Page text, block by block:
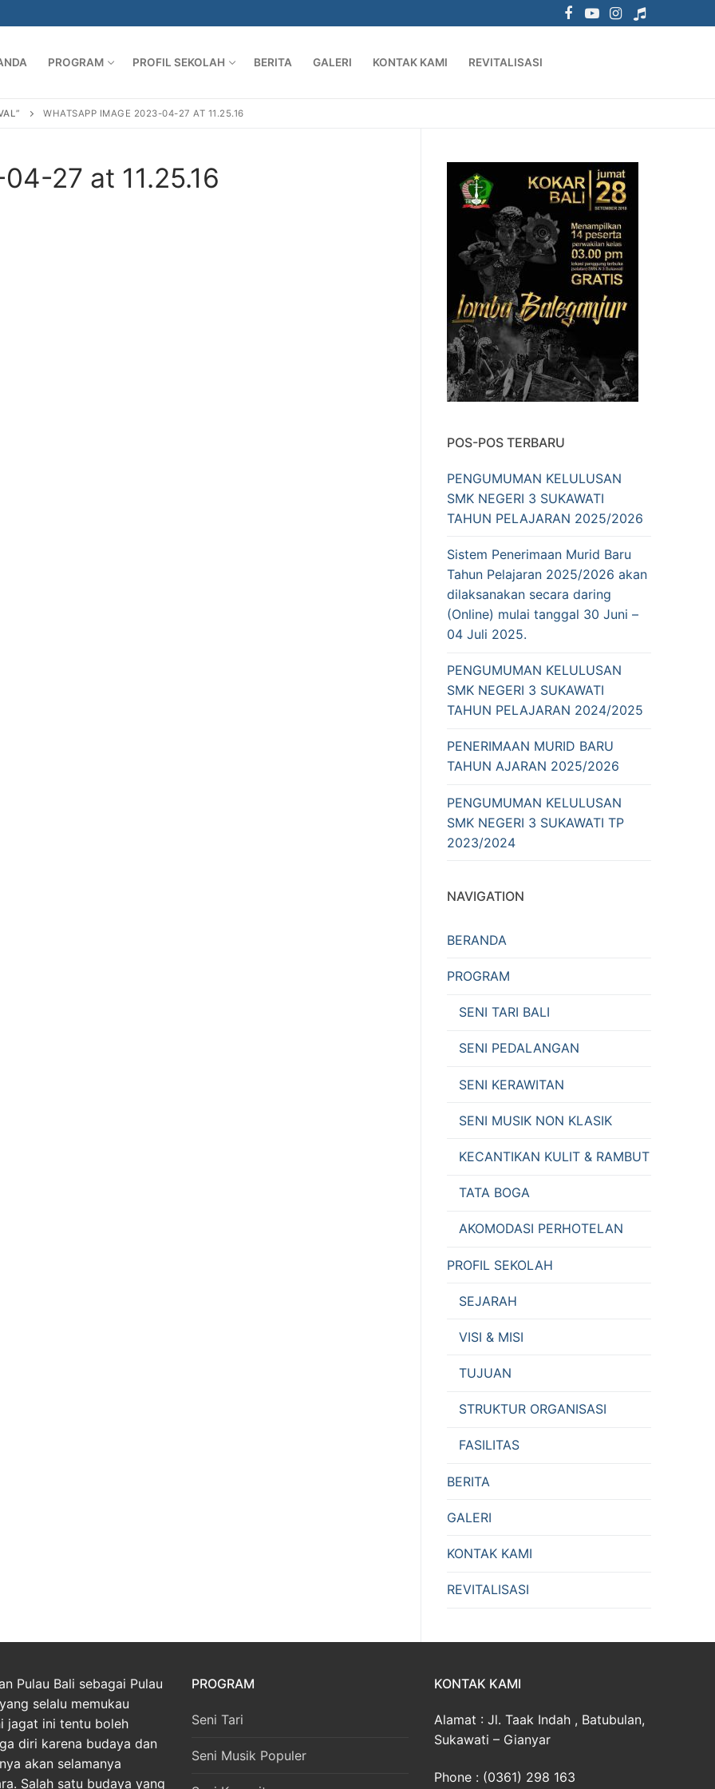
PROGRAM PROFIL SEKOLAH BERITA GALERI KONTAK KAMI REVITALISASI
WHATSAPP IMAGE 2023-04-27 AT 11.25.16
27 at 11.25.16
POS-POS TERBARU
PENGUMUMAN KELULUSAN
SMK NEGERI 3 SUKAWATI
TAHUN PELAJARAN 2025/2026
Sistem Penerimaan Murid Baru
Tahun Pelajaran 2025/2026 akan
dilaksanakan secara daring
(Online) mulai tanggal 30 Juni –
04 Juli 2025.
PENGUMUMAN KELULUSAN
SMK NEGERI 3 SUKAWATI
TAHUN PELAJARAN 2024/2025
PENERIMAAN MURID BARU
TAHUN AJARAN 2025/2026
PENGUMUMAN KELULUSAN
SMK NEGERI 3 SUKAWATI TP
2023/2024
NAVIGATION
BERANDA
PROGRAM
SENI TARI BALI
SENI PEDALANGAN
SENI KERAWITAN
SENI MUSIK NON KLASIK
KECANTIKAN KULIT & RAMBUT
TATA BOGA
AKOMODASI PERHOTELAN
PROFIL SEKOLAH
SEJARAH
VISI & MISI
TUJUAN
STRUKTUR ORGANISASI
FASILITAS
BERITA
GALERI
KONTAK KAMI
REVITALISASI
Pulau Bali sebagai Pulau
selalu memukau
jagat ini tentu boleh
diri karena budaya dan
akan selamanya
Salah satu budaya yang
PROGRAM
Seni Tari
Seni Musik Populer
KONTAK KAMI
Alamat : Jl. Taak Indah , Batubulan,
Sukawati – Gianyar
Phone : (0361) 298 163